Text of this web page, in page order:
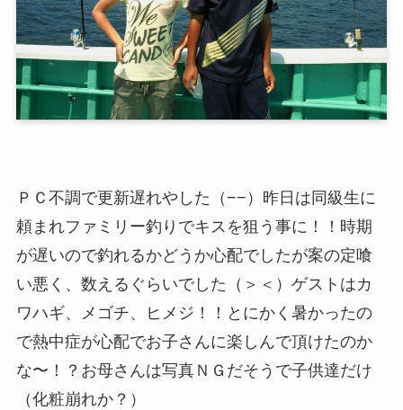
ＰＣ不調で更新遅れやした（−−）昨日は同級生に
頼まれファミリー釣りでキスを狙う事に！！時期
が遅いので釣れるかどうか心配でしたが案の定喰
い悪く、数えるぐらいでした（＞＜）ゲストはカ
ワハギ、メゴチ、ヒメジ！！とにかく暑かったの
で熱中症が心配でお子さんに楽しんで頂けたのか
な〜！？お母さんは写真ＮＧだそうで子供達だけ
（化粧崩れか？）